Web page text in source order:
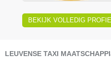
BEKIJK VOLLEDIG
LEUVENSE TAXI